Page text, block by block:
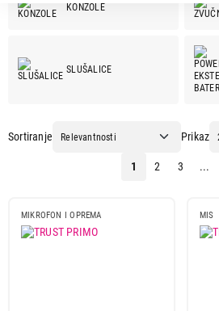
KONZOLE
SLUŠALICE
OPREMA ZA MOBILNE
PERIFERIJE
Sortiranje Prikaz
1 2 3 ...
MIKROFON I OPREMA MIS